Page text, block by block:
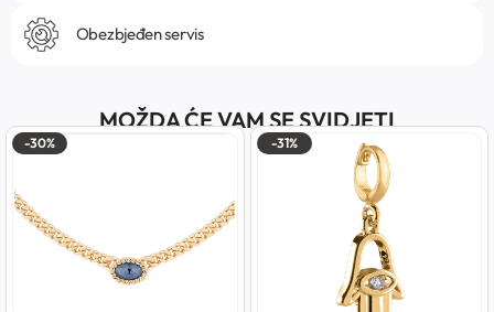
Obezbjeđen servis
MOŽDA ĆE VAM SE SVIDJETI
-30% -31%